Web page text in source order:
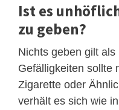
Ist es
zu geben?
Nichts geben gilt
Gefälligkeiten sollte
Zigarette oder
verhält es sich wie